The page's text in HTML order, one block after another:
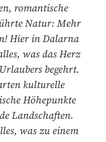
romantische
Natur: Mehr
Hier in Dalarna
was das Herz
begehrt.
kulturelle
Höhepunkte
Landschaften.
was zu einem